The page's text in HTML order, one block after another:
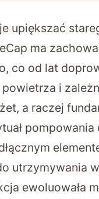
upiększać
ma
co od lat
i
a raczej
utrzymywania
ewoluowała